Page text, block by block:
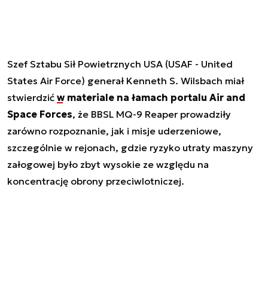
Szef Sztabu Sił Powietrznych USA (USAF - United
States Air Force) generał Kenneth S. Wilsbach miał
stwierdzić w materiale na łamach portalu Air and
Space Forces, że BBSL MQ-9 Reaper prowadziły
zarówno rozpoznanie, jak i misje uderzeniowe,
szczególnie w rejonach, gdzie ryzyko utraty maszyny
załogowej było zbyt wysokie ze względu na
koncentrację obrony przeciwlotniczej.